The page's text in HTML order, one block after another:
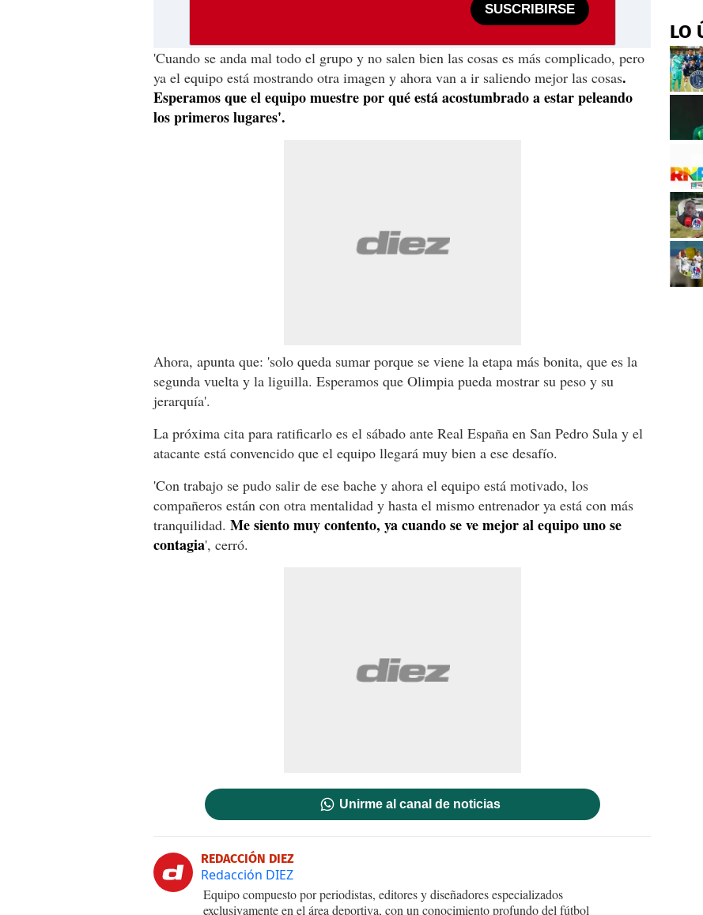
SUSCRIBIRSE
'Cuando se anda mal todo el grupo y no salen bien las cosas es más complicado, pero
ya el equipo está mostrando otra imagen y ahora van a ir saliendo mejor las cosas.
Esperamos que el equipo muestre por qué está acostumbrado a estar peleando
los primeros lugares'.
Ahora, apunta que: 'solo queda sumar porque se viene la etapa más bonita, que es la
segunda vuelta y la liguilla. Esperamos que Olimpia pueda mostrar su peso y su
jerarquía'.
La próxima cita para ratificarlo es el sábado ante Real España en San Pedro Sula y el
atacante está convencido que el equipo llegará muy bien a ese desafío.
'Con trabajo se pudo salir de ese bache y ahora el equipo está motivado, los
compañeros están con otra mentalidad y hasta el mismo entrenador ya está con más
tranquilidad. Me siento muy contento, ya cuando se ve mejor al equipo uno se
contagia', cerró.
Unirme al canal de noticias
REDACCIÓN DIEZ
Redacción DIEZ
Equipo compuesto por periodistas, editores y diseñadores especializados
exclusivamente en el área deportiva, con un conocimiento profundo del fútbol
LO